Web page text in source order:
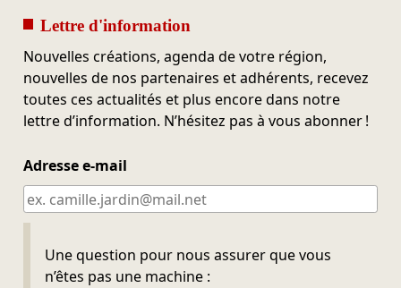
Lettre d'information
Nouvelles créations, agenda de votre région,
nouvelles de nos partenaires et adhérents, recevez
toutes ces actualités et plus encore dans notre
lettre d’information. N’hésitez pas à vous abonner !
Adresse e-mail
Une question pour nous assurer que vous
n’êtes pas une machine :
Ne pas remplir